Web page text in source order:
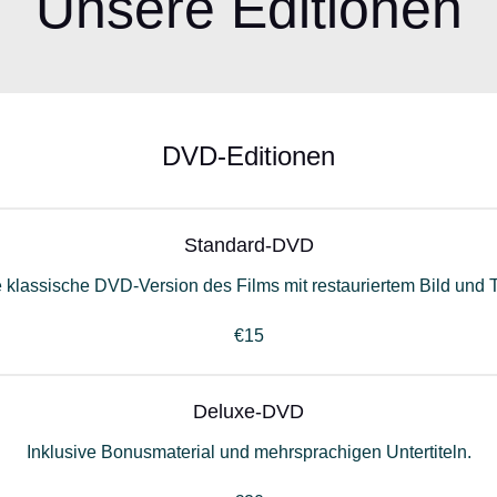
DVD-Editionen
Standard-DVD
klassische DVD-Version des Films mit restauriertem Bild und
€15
Deluxe-DVD
Inklusive Bonusmaterial und mehrsprachigen Untertiteln.